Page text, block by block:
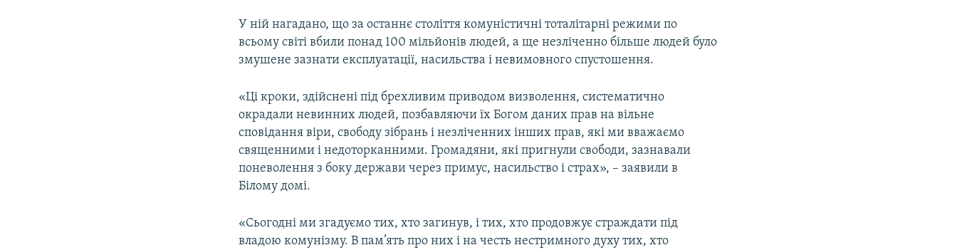
У ній нагадано, що за останнє століття комуністичні тоталітарні режими по
всьому світі вбили понад 100 мільйонів людей, а ще незліченно більше людей було
змушене зазнати експлуатації, насильства і невимовного спустошення.
«Ці кроки, здійснені під брехливим приводом визволення, систематично
окрадали невинних людей, позбавляючи їх Богом даних прав на вільне
сповідання віри, свободу зібрань і незліченних інших прав, які ми вважаємо
священними і недоторканними. Громадяни, які пригнули свободи, зазнавали
поневолення з боку держави через примус, насильство і страх», – заявили в
Білому домі.
«Сьогодні ми згадуємо тих, хто загинув, і тих, хто продовжує страждати під
владою комунізму. В пам’ять про них і на честь нестримного духу тих, хто